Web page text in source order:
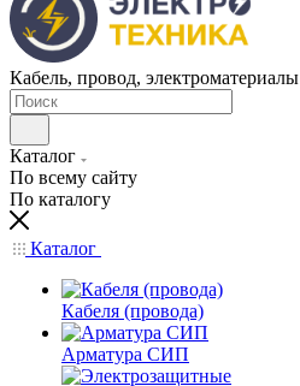
Кабель, провод, электроматериалы
Каталог
По всему сайту
По каталогу
Каталог
Кабеля (провода)
Арматура СИП